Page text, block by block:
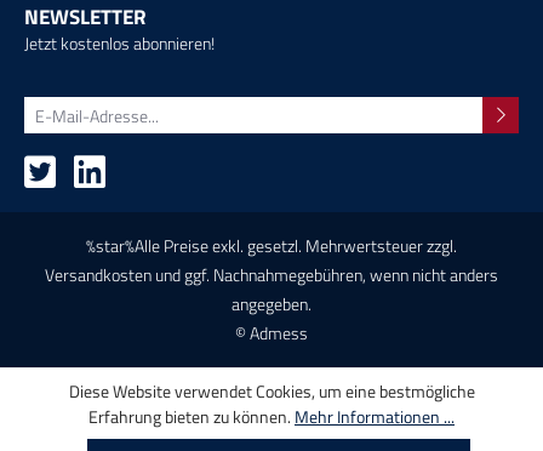
NEWSLETTER
Jetzt kostenlos abonnieren!
%star%Alle Preise exkl. gesetzl. Mehrwertsteuer zzgl.
Versandkostenund ggf. Nachnahmegebühren, wenn nicht anders
angegeben.
© Admess
Diese Website verwendet Cookies, um eine bestmögliche
Erfahrung bieten zu können. Mehr Informationen ...